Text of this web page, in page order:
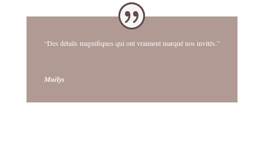
“Des détails magnifiques qui ont vraiment marqué nos invités.”
Maëlys